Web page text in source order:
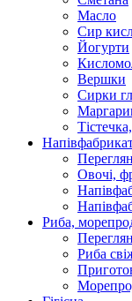
Масло
Сир
Йогурти
Вершки
Сирки
Овочі,
Риба,
Риба